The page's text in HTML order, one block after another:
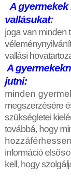
A
vallásukat:
joga van minden
vallási
A
jutni:
minden
megszerzésére
szükségletei
továbbá, hogy
információ első
kell, hogy